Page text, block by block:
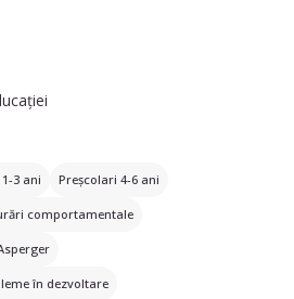
3 ani Preșcolari 4-6 ani
comportamentale
în dezvoltare